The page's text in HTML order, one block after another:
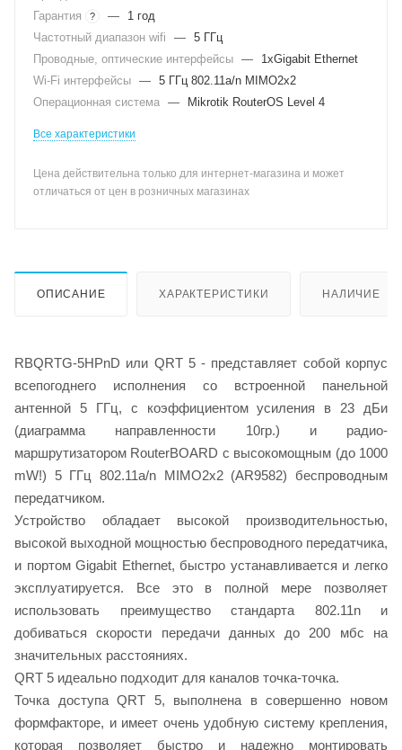
Гарантия
? —
1 год
Частотный диапазон wifi
— 5 ГГц
Проводные, оптические интерфейсы —
1xGigabit Ethernet
Wi-Fi интерфейсы — 5 ГГц 802.11a/n MIMO2x2
Операционная система — Mikrotik RouterOS Level 4
Все характеристики
Цена действительна только для интернет-магазина и может
отличаться от цен в розничных магазинах
ОПИСАНИЕ ХАРАКТЕРИСТИКИ НАЛИЧИЕ
RBQRTG-5HPnD или QRT 5 - представляет собой корпус
всепогоднего исполнения со встроенной панельной
антенной 5 ГГц, с коэффициентом усиления в 23 дБи
(диаграмма направленности 10гр.) и радио-
маршрутизатором RouterBOARD с высокомощным (до 1000
mW!) 5 ГГц 802.11a/n MIMO2x2 (AR9582) беспроводным
передатчиком.
Устройство обладает высокой производительностью,
высокой выходной мощностью беспроводного передатчика,
и портом Gigabit Ethernet, быстро устанавливается и легко
эксплуатируется. Все это в полной мере позволяет
использовать преимущество стандарта 802.11n и
добиваться скорости передачи данных до 200 мбс на
значительных расстояниях.
QRT 5 идеально подходит для каналов точка-точка.
Точка доступа QRT 5, выполнена в совершенно новом
формфакторе, и имеет очень удобную систему крепления,
которая позволяет быстро и надежно монтировать